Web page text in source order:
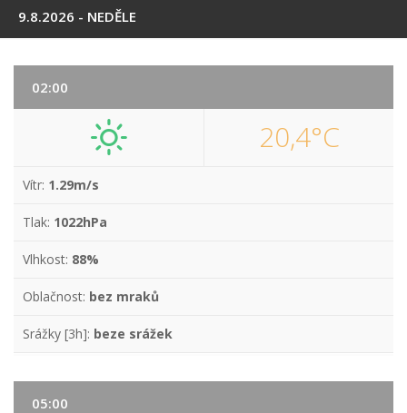
9.8.2026 - NEDĚLE
02:00
20,4°C
Vítr: 1.29m/s
Tlak: 1022hPa
Vlhkost: 88%
Oblačnost: bez mraků
Srážky [3h]: beze srážek
05:00